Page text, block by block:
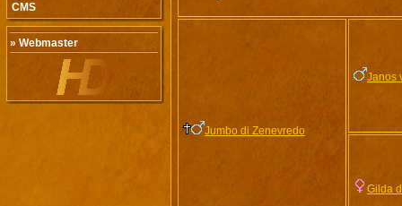
CMS
» Webmaster
Jumbo di Zenevredo
Janos
Gilda